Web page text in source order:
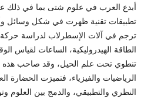
أبدع العرب في علوم شتى بما في ذلك
تطبيقات تقنية ظهرت في شكل وسائل
ترجم في آلات الإسطرلاب لدراسة حركة
الطاقة الهيدروليكية، الساعات لقياس
تنطوي تحت علم الحيل، وقد صاحب هذه
الرياضيات والفيزياء، فتميزت الحضارة
النظري والتطبيقي، والدمج بين العلوم